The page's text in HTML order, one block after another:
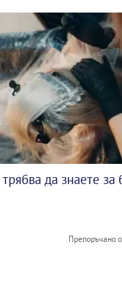
да знаете за
Препоръчано